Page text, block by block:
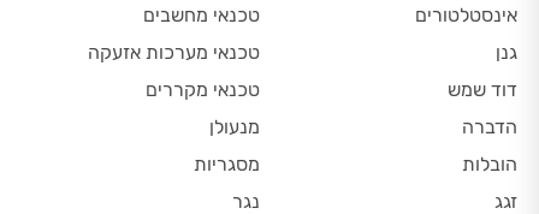
אינסטלטורים
גנן
דוד שמש
הדברה
הובלות
זגג
טכנאי מחשבים
טכנאי מערכות אזעקה
טכנאי מקררים
מנעולן
מסגריות
נגר